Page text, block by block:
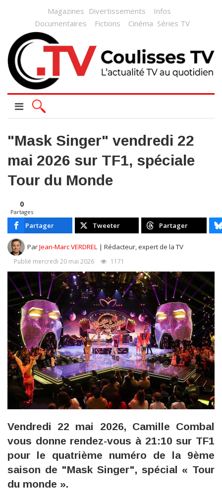
Magazines Divertissements
Infos
Documentaires
Fictions Cinéma Séries TV
"Mask Singer" vendredi 22
mai 2026 sur TF1, spéciale
Tour du Monde
0
Partages
Partager Tweeter Partager
ParJean-Marc VERDREL | Rédacteur, expert de la TV
Publié mercredi 20 mai 2026 1171
Vendredi 22 mai 2026, Camille Combal
vous donne rendez-vous à 21:10 sur TF1
pour le quatrième numéro de la 9ème
saison de "Mask Singer", spécial « Tour
du monde ».